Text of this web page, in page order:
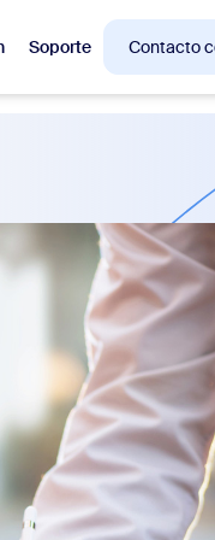
Soporte Contacto
en las que los
Reuniones
Canvas
Información de CX